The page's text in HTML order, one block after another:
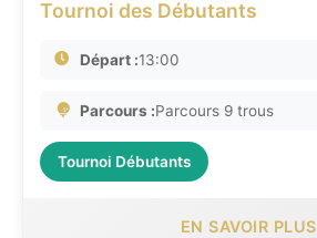
Tournoi des Débutants
Départ :13:00
Parcours :Parcours 9 trous
Tournoi Débutants
EN SAVOIR PLUS